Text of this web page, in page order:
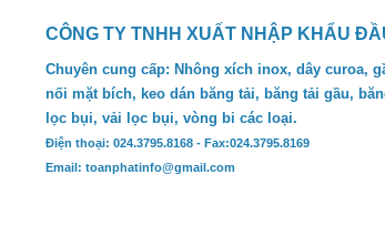
CÔNG TY TNHH XUẤT NHẬP KHẨU
Chuyên cung cấp: Nhông xích inox, dây curoa,
nối mặt bích, keo dán băng tải, băng tải gầu,
lọc bụi, vải lọc bụi, vòng bi các loại.
Điện thoại: 024.3795.8168 - Fax:024.3795.8169
Email: toanphatinfo@gmail.com